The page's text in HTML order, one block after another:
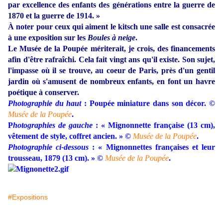
par excellence des enfants des générations entre la guerre de
1870 et la guerre de 1914. »
À noter pour ceux qui aiment le kitsch une salle est consacrée
à une exposition sur les Boules à neige.
Le Musée de la Poupée mériterait, je crois, des financements
afin d'être rafraîchi. Cela fait vingt ans qu'il existe. Son sujet,
l'impasse où il se trouve, au coeur de Paris, près d'un gentil
jardin où s'amusent de nombreux enfants, en font un havre
poétique à conserver.
Photographie du haut : Poupée miniature dans son décor. ©
Musée de la Poupée.
Photographies de gauche : « Mignonnette française (13 cm),
vêtement de style, coffret ancien. » © Musée de la Poupée.
Photographie ci-dessous : « Mignonnettes françaises et leur
trousseau, 1879 (13 cm). » © Musée de la Poupée.
#Expositions